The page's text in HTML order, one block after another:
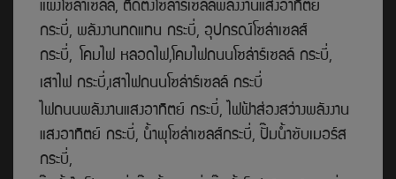
แผงโซล่าเซลล์, ติดตั้งโซล่าร์เซลล์พลังงานแสงอาทิตย์
กระบี่, พลังงานทดแทน กระบี่, อุปกรณ์โซล่าเซลส์
กระบี่, โคมไฟ หลอดไฟ,โคมไฟถนนโซล่าร์เซลล์ กระบี่,
เสาไฟ กระบี่,เสาไฟถนนโซล่าร์เซลล์ กระบี่
ไฟถนนพลังงานแสงอาทิตย์ กระบี่, ไฟฟ้าส่องสว่างพลังงาน
แสงอาทิตย์ กระบี่, น้ำพุโซล่าเซลส์กระบี่, ปั๊มน้ำซับเมอร์ส
กระบี่,